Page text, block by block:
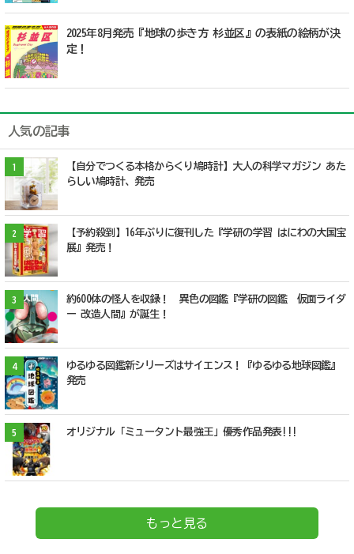
2025年8月発売『地球の歩き方 杉並区』の表紙の絵柄が決
定！
人気の記事
1
【自分でつくる本格からくり鳩時計】大人の科学マガジン あた
らしい鳩時計、発売
2
【予約殺到】16年ぶりに復刊した『学研の学習 はにわの大国宝
展』発売！
3
約600体の怪人を収録！ 異色の図鑑『学研の図鑑 仮面ライダ
ー 改造人間』が誕生！
4
ゆるゆる図鑑新シリーズはサイエンス！『ゆるゆる地球図鑑』
発売
5 オリジナル「ミュータント最強王」優秀作品発表!!!
もっと見る